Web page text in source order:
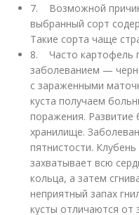
7. Возможной
выбранный сорт
Такие сорта чаще
8. Часто картофель
заболеванием —
с зараженными
куста получаем
поражения. Развитие
хранилище.
пятнистости.
захватывает всю
кольца, а затем
неприятный запах
кусты отличаются